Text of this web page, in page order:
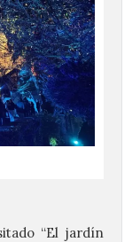
“El jardín